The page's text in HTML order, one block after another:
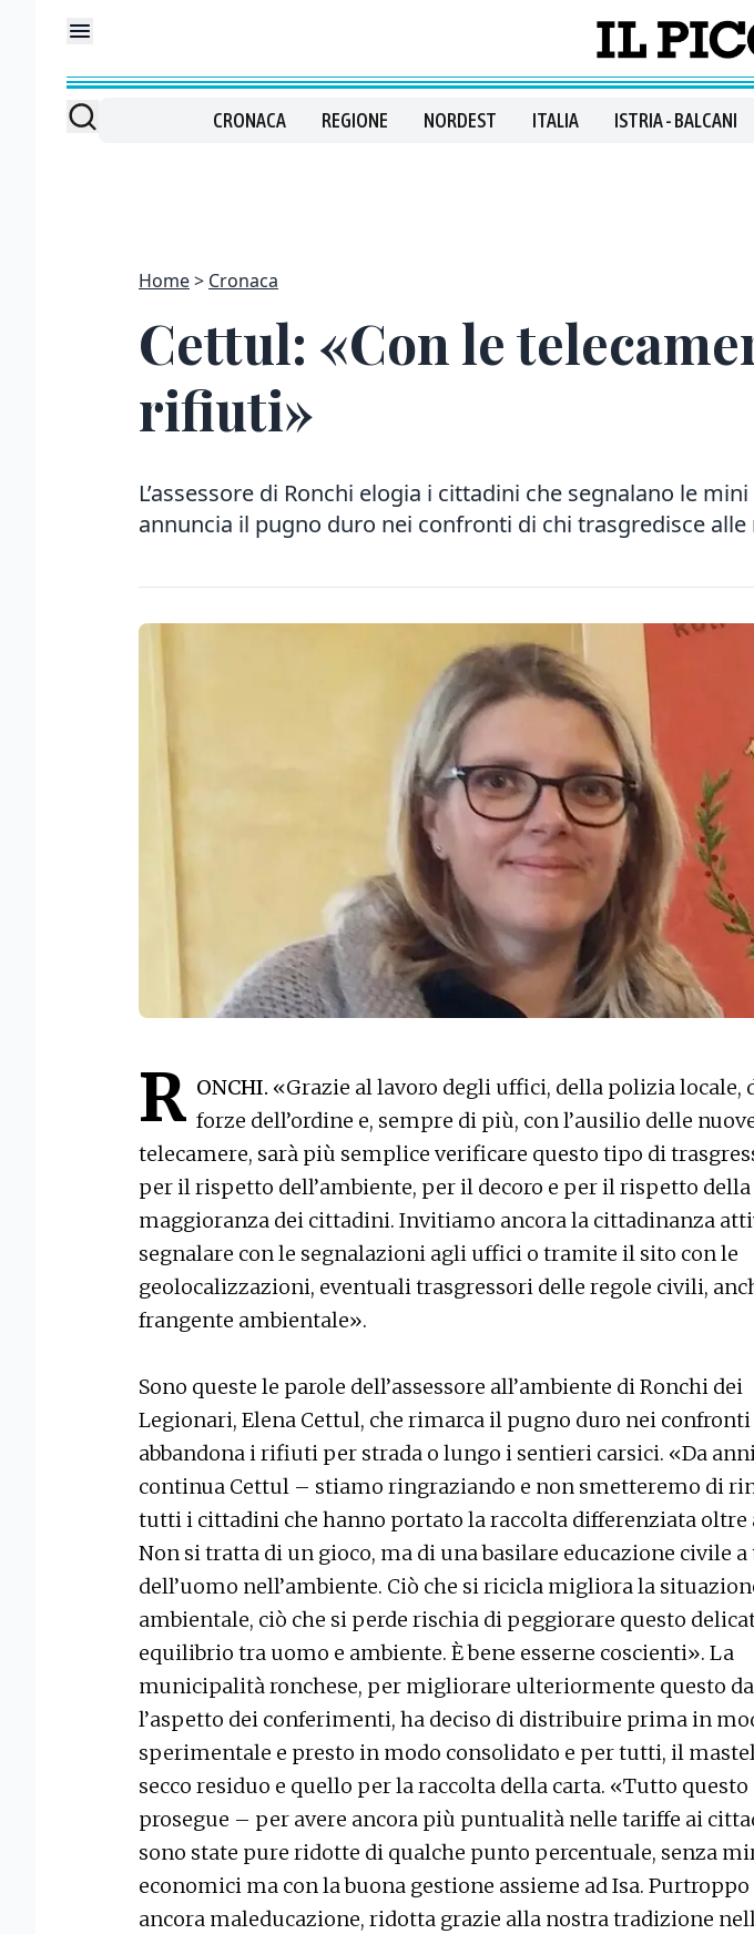
CRONACA REGIONE NORDEST ITALIA ISTRIA - BALCANI
Home Cronaca
Cettul: «Con le
rifiuti»
L’assessore di Ronchi elogia i cittadini che segnalano le
annuncia il pugno duro nei confronti di chi trasgredisce
R ONCHI. «Grazie al lavoro degli uffici, della polizia locale,
forze dell’ordine e, sempre di più, con l’ausilio delle
telecamere, sarà più semplice verificare questo tipo di
per il rispetto dell’ambiente, per il decoro e per il rispetto della
maggioranza dei cittadini. Invitiamo ancora la cittadinanza
segnalare con le segnalazioni agli uffici o tramite il sito con le
geolocalizzazioni, eventuali trasgressori delle regole civili,
frangente ambientale».
Sono queste le parole dell’assessore all’ambiente di Ronchi dei
Legionari, Elena Cettul, che rimarca il pugno duro nei
abbandona i rifiuti per strada o lungo i sentieri carsici. «Da
continua Cettul – stiamo ringraziando e non smetteremo di
tutti i cittadini che hanno portato la raccolta differenziata oltre
Non si tratta di un gioco, ma di una basilare educazione civile
dell’uomo nell’ambiente. Ciò che si ricicla migliora la
ambientale, ciò che si perde rischia di peggiorare questo
equilibrio tra uomo e ambiente. È bene esserne coscienti». La
municipalità ronchese, per migliorare ulteriormente questo
l’aspetto dei conferimenti, ha deciso di distribuire prima in
sperimentale e presto in modo consolidato e per tutti, il
secco residuo e quello per la raccolta della carta. «Tutto questo
prosegue – per avere ancora più puntualità nelle tariffe ai
sono state pure ridotte di qualche punto percentuale, senza
economici ma con la buona gestione assieme ad Isa.
ancora maleducazione, ridotta grazie alla nostra tradizione